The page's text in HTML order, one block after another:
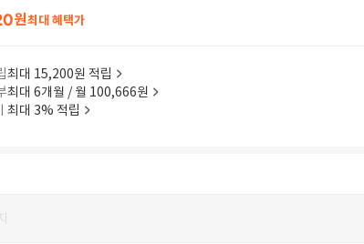
원최대 혜택가
최대 15,200원 적립
최대 6개월 / 월 100,666원
최대 3% 적립